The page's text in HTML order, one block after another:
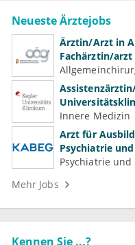
Neueste Ärztejobs
Ärztin/Arzt in
Fachärztin/
Gefäßchirurgie
Innere Medizin
Arzt für
Psychiatrie
Medizin (m/w/
Psychiatrie und
Mehr Jobs
Kennen Sie ...?